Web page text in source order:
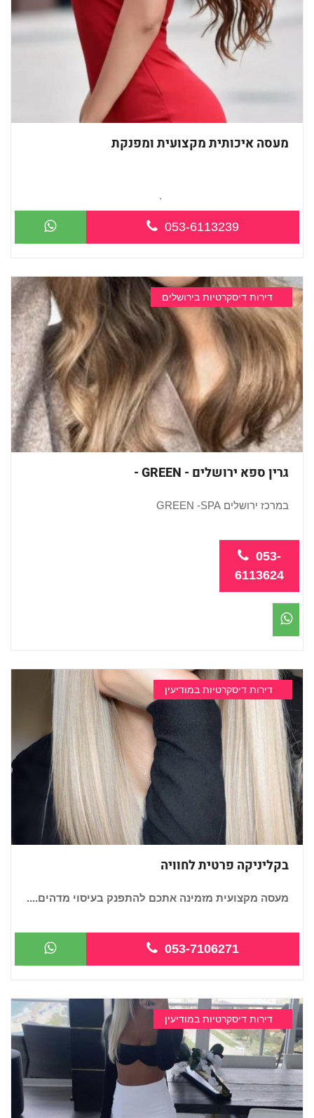
מעסה איכותית מקצועית ומפנקת
מעסה מהממת חדשה בירושלים מפנקת אותך ב...
053-6113239
דירות דיסקרטיות בירושלים
גרין ספא ירושלים - GREEN -
במרכז ירושלים GREEN -SPA
053-
6113624
דירות דיסקרטיות במודיעין
בקליניקה פרטית לחוויה
מעסה מקצועית מזמינה אתכם להתפנק בעיסוי מדהים....
053-7106271
דירות דיסקרטיות במודיעין